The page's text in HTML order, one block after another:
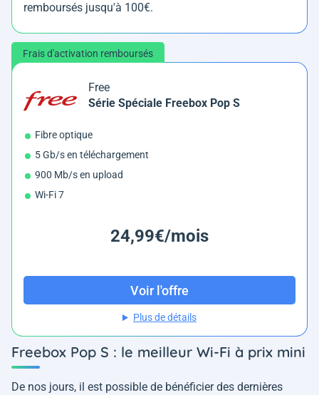
remboursés jusqu'à 100€.
Frais d'activation remboursés
Free
Série Spéciale Freebox Pop S
Fibre optique
5 Gb/s en téléchargement
900 Mb/s en upload
Wi-Fi 7
24,99€/mois
Voir l'offre
Plus de détails
Freebox Pop S : le meilleur Wi-Fi à prix mini
De nos jours, il est possible de bénéficier des dernières